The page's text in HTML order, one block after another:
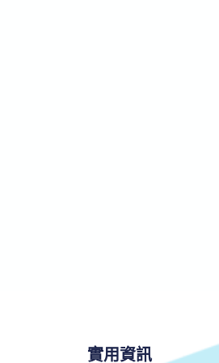
實用資訊